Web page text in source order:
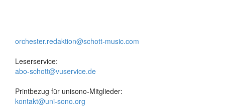
orchester.redaktion@schott-music.com
Leserservice:
abo-schott@vuservice.de
Printbezug für unisono-Mitglieder:
kontakt@uni-sono.org